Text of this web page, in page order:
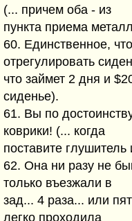
(... причем оба - из
пункта приема
60. Единственное,
отрегулировать
что займет 2 дня и
сиденье).
61. Вы по
коврики! (... когда
поставите глушитель
62. Она ни разу не
только въезжали в
зад... 4 раза... или
легко проходила